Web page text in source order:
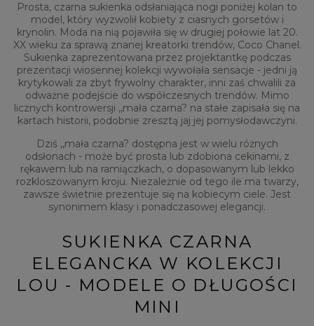
Prosta, czarna sukienka odsłaniająca nogi poniżej kolan to
model, który wyzwolił kobiety z ciasnych gorsetów i
krynolin. Moda na nią pojawiła się w drugiej połowie lat 20.
XX wieku za sprawą znanej kreatorki trendów, Coco Chanel.
Sukienka zaprezentowana przez projektantkę podczas
prezentacji wiosennej kolekcji wywołała sensacje - jedni ją
krytykowali za zbyt frywolny charakter, inni zaś chwalili za
odważne podejście do współczesnych trendów. Mimo
licznych kontrowersji ,,mała czarna? na stałe zapisała się na
kartach historii, podobnie zresztą jaj jej pomysłodawczyni.
Dziś ,,mała czarna? dostępna jest w wielu różnych
odsłonach - może być prosta lub zdobiona cekinami, z
rękawem lub na ramiączkach, o dopasowanym lub lekko
rozkloszowanym kroju. Niezależnie od tego ile ma twarzy,
zawsze świetnie prezentuje się na kobiecym ciele. Jest
synonimem klasy i ponadczasowej elegancji.
SUKIENKA CZARNA
ELEGANCKA W KOLEKCJI
LOU - MODELE O DŁUGOŚCI
MINI